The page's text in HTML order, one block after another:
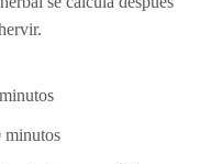
minutos